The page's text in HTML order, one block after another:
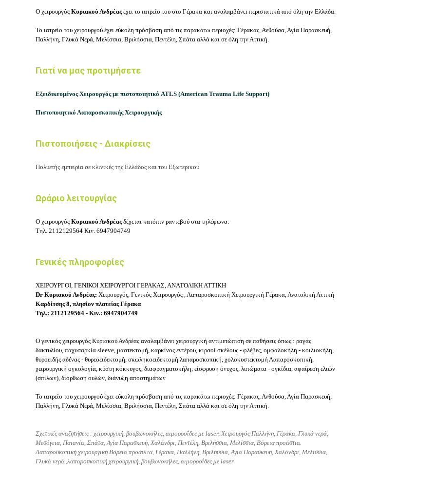
Ο χειρουργός Κυριακού Ανδρέαςέχει το ιατρείο του στο Γέρακα και αναλαμβάνει περιστατικά από όλη την Ελλάδα.
Το ιατρείο του χειρουργού έχει εύκολη πρόσβαση από τις παρακάτω περιοχές: Γέρακας, Ανθούσα, Αγία Παρασκευή,
Παλλήνη, Γλυκά Νερά, Μελίσσια, Βριλήσσια, Πεντέλη, Σπάτα αλλά και σε όλη την Αττική.
Γιατί να μας προτιμήσετε
Εξειδικευμένος Χειρουργός με πιστοποιητικό ATLS (American Trauma Life Support)
Πιστοποιητικό Λαπαροσκοπικής Χειρουργικής
Πιστοποιήσεις - Διακρίσεις
Πολυετής εμπειρία σε κλινικές της Ελλάδος και του Εξωτερικού
Ωράριο λειτουργίας
Ο χειρουργός Κυριακού Ανδρέαςδέχεται κατόπιν ραντεβού στα τηλέφωνα:
Τηλ. 2112129564 Κιν. 6947904749
Γενικές πληροφορίες
ΧΕΙΡΟΥΡΓΟΙ, ΓΕΝΙΚΟΙ ΧΕΙΡΟΥΡΓΟΙ ΓΕΡΑΚΑΣ, ΑΝΑΤΟΛΙΚΗ ΑΤΤΙΚΗ
Dr Κυριακού Ανδρέας: Χειρουργός, Γενικός Χειρουργός ,Λαπαροσκοπική Χειρουργική Γέρακα, Ανατολική Αττική
Καρδίτσης 8, πλησίον πλατείας Γέρακα
Τηλ.: 2112129564 - Κιν.: 6947904749
Ο γενικός χειρουργός Κυριακού Ανδρέας αναλαμβάνει χειρουργική αντιμετώπιση σε παθήσεις όπως : ραγάς
δακτυλίου, παχυσαρκία sleeve, μαστεκτομή, καρκίνος εντέρου, κιρσοί σκέλους - φλέβες, ομφαλοκήλη - κοιλιοκήλη,
θυροειδής αδένας - θυρεοειδεκτομή, σκωληκοειδεκτομή λαπαροσκοπική, χολοκυστεκτομή Λαπαροσκοπική,
χειρουργική ογκολογία, κύστη κόκκυγος, διαφραγματοκήλη, είσφρυση όνυχος, λιπώματα - ογκίδια, αφαίρεση ελιών
(σπίλων), διόρθωση ουλών, διάνυξη αποστημάτων
Το ιατρείο του χειρουργού έχει εύκολη πρόσβαση από τις παρακάτω περιοχές: Γέρακας, Ανθούσα, Αγία Παρασκευή,
Παλλήνη, Γλυκά Νερά, Μελίσσια, Βριλήσσια, Πεντέλη, Σπάτα αλλά και σε όλη την Αττική.
Σχετικές αναζητήσεις : χειρουργική, βουβωνοκήλες, αιμορροΐδες με laser, Χειρουργός Παλλήνη, Γέρακα, Γλυκά νερά,
Μεσόγεια, Παιανία, Σπάτα, Αγία Παρασκευή, Χαλάνδρι, Πεντέλη, Βριλήσσια, Μελίσσια, Βόρεια προάστια.
Λαπαροσκοπική χειρουργική Βόρεια προάστια, Γέρακα, Παλλήνη, Βριλήσσια, Αγία Παρασκευή, Χαλάνδρι, Μελίσσια,
Γλυκά νερά ,λαπαροσκοπική χειρουργική, βουβωνοκήλες, αιμορροΐδες με laser